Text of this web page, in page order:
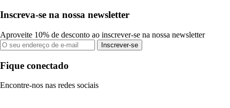
Inscreva-se na nossa newsletter
Aproveite 10% de desconto ao inscrever-se na nossa newsletter
Inscrever-se
Fique conectado
Encontre-nos nas redes sociais